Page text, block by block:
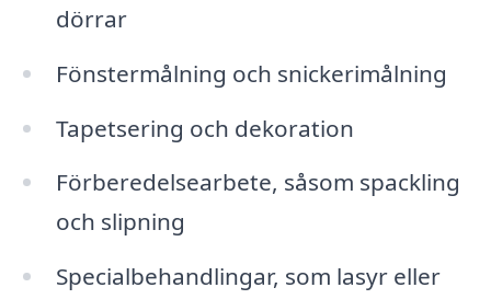
dörrar
Fönstermålning och snickerimålning
Tapetsering och dekoration
Förberedelsearbete, såsom spackling
och slipning
Specialbehandlingar, som lasyr eller